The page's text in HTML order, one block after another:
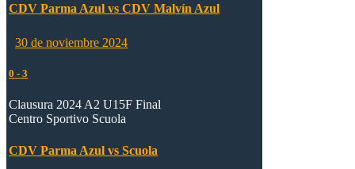
CDV Parma Azul vs CDV Malvín Azul
30 de noviembre 2024
0 - 3
Clausura 2024 A2 U15F Final
Centro Sportivo Scuola
CDV Parma Azul vs Scuola